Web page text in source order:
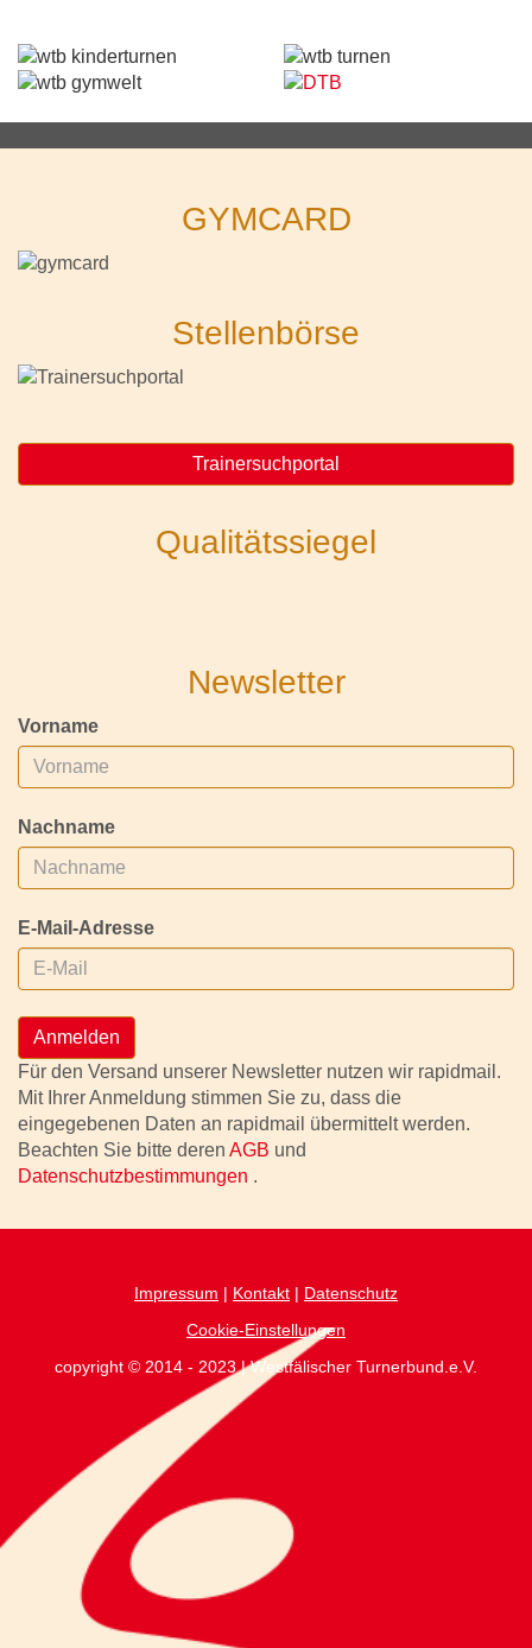
GYMCARD
Stellenbörse
Trainersuchportal
Qualitätssiegel
Newsletter
Vorname
Nachname
E-Mail-Adresse
Anmelden
Für den Versand unserer Newsletter nutzen wir rapidmail.
Mit Ihrer Anmeldung stimmen Sie zu, dass die
eingegebenen Daten an rapidmail übermittelt werden.
Beachten Sie bitte deren AGB und
Datenschutzbestimmungen .
Impressum | Kontakt | Datenschutz
Cookie-Einstellungen
copyright © 2014 - 2023 | Westfälischer Turnerbund.e.V.